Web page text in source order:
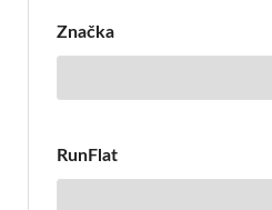
Značka
RunFlat